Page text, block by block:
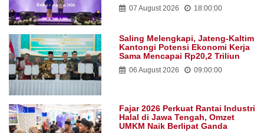
07 August 2026 18:00:00
Saling Melengkapi, Jateng-Kaltim
Kantongi Potensi Ekonomi Kerja
Sama Mencapai Rp20,2 Triliun
06 August 2026 09:00:00
Fajar 2026 Perkuat Rantai Industri
Halal di Jawa Tengah, Omzet
UMKM Naik Berlipat Ganda